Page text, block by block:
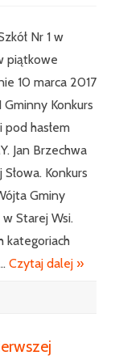
Nr 1 w
piątkowe
10 marca 2017
Gminny Konkurs
pod hasłem
Jan Brzechwa
Konkurs
Gminy
Starej Wsi.
kategoriach
Czytaj dalej »